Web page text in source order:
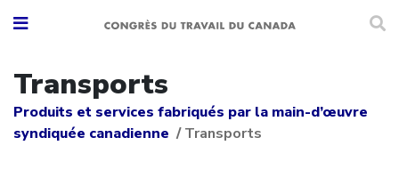
Transports
Produits et services fabriqués par la main-d’œuvre
syndiquée canadienne /Transports